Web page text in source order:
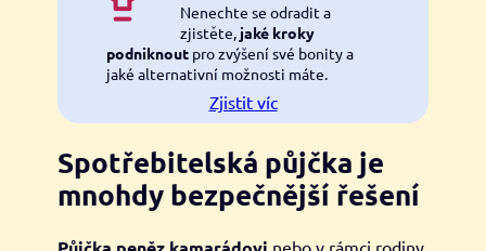
Nenechte se odradit a
zjistěte, jaké kroky
podniknoutpro zvýšení své bonity a
jaké alternativní možnosti máte.
Zjistit víc
Spotřebitelská půjčka je
mnohdy bezpečnější řešení
nebo v rámci rodiny